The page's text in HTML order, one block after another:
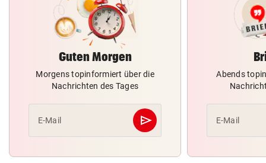
Guten Morgen
Morgens topinformiert über die
Nachrichten des Tages
E-Mail send
Abschicken
Abends
E-Mail